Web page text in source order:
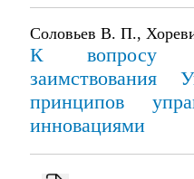
Соловьев В. П.,
К вопросу о
заимствования
принципов
инновациями